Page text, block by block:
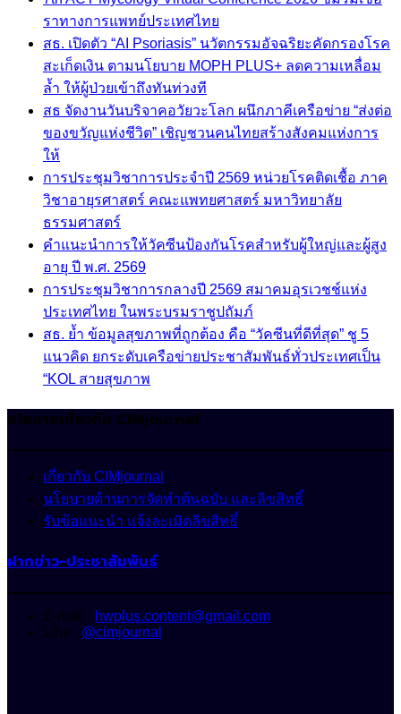
ราทางการแพทย์ประเทศไทย
สธ. เปิดตัว “AI Psoriasis” นวัตกรรมอัจฉริยะคัดกรองโรค
สะเก็ดเงิน ตามนโยบาย MOPH PLUS+ ลดความเหลื่อม
ล้ำ ให้ผู้ป่วยเข้าถึงทันท่วงที
สธ จัดงานวันบริจาคอวัยวะโลก ผนึกภาคีเครือข่าย “ส่งต่อ
ของขวัญแห่งชีวิต” เชิญชวนคนไทยสร้างสังคมแห่งการ
ให้
การประชุมวิชาการประจำปี 2569 หน่วยโรคติดเชื้อ ภาค
วิชาอายุรศาสตร์ คณะแพทยศาสตร์ มหาวิทยาลัย
ธรรมศาสตร์
คำแนะนำการให้วัคซีนป้องกันโรคสำหรับผู้ใหญ่และผู้สูง
อายุ ปี พ.ศ. 2569
การประชุมวิชาการกลางปี 2569 สมาคมอุรเวชช์แห่ง
ประเทศไทย ในพระบรมราชูปถัมภ์
สธ. ย้ำ ข้อมูลสุขภาพที่ถูกต้อง คือ “วัคซีนที่ดีที่สุด” ชู 5
แนวคิด ยกระดับเครือข่ายประชาสัมพันธ์ทั่วประเทศเป็น
“KOL สายสุขภาพ
นโยบายเกี่ยวกับ CIMjournal
เกี่ยวกับ CIMjournal
นโยบายด้านการจัดทำต้นฉบับ และลิขสิทธิ์
รับข้อแนะนำ แจ้งละเมิดลิขสิทธิ์
ฝากข่าว-ประชาสัมพันธ์
E-mail : hwplus.content@gmail.com
Line : @cimjournal